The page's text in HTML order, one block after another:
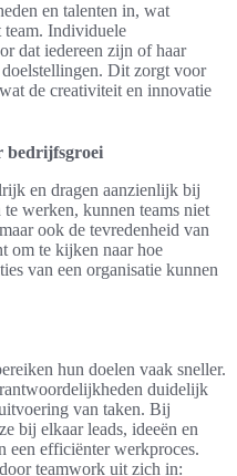
en talenten in, wat
team. Individuele
dat iedereen zijn of haar
Dit zorgt voor
de creativiteit en innovatie
bedrijfsgroei
en dragen aanzienlijk bij
werken, kunnen teams niet
ook de tevredenheid van
om te kijken naar hoe
van een organisatie kunnen
hun doelen vaak sneller.
duidelijk
van taken. Bij
bij elkaar leads, ideeën en
een efficiënter werkproces.
teamwork uit zich in: